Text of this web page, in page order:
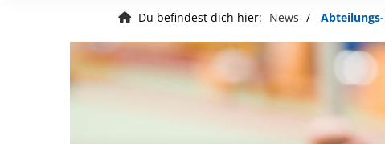
Du befindest dich hier: News